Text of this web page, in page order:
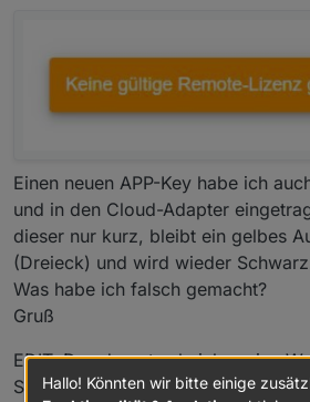
Einen neuen APP-Key habe ich
und in den Cloud-Adapter
dieser nur kurz, bleibt ein gelbes
(Dreieck) und wird wieder
Was habe ich falsch gemacht?
Gruß
EDIT: Das dauert scheinbar eine
Stunde später ist alles wieder da.
Hallo! Könnten wir bitte einige